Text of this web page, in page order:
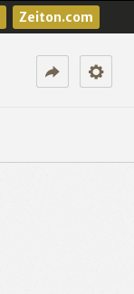
Zeiton.com